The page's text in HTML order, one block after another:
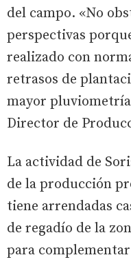
del campo. «No
perspectivas
realizado con
retrasos de
mayor
Director de
La actividad de
de la producción
tiene arrendadas
de regadío de la
para